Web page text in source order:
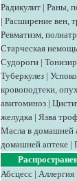
Радикулит | Раны,
| Расширение вен,
Ревматизм,
Старческая немощь
Судороги |
Туберкулез |
кровоподтеки,
авитоминоз |
желудка | Язва
Масла в домашней
домашней аптеке |
Абсцесс | Аллергия